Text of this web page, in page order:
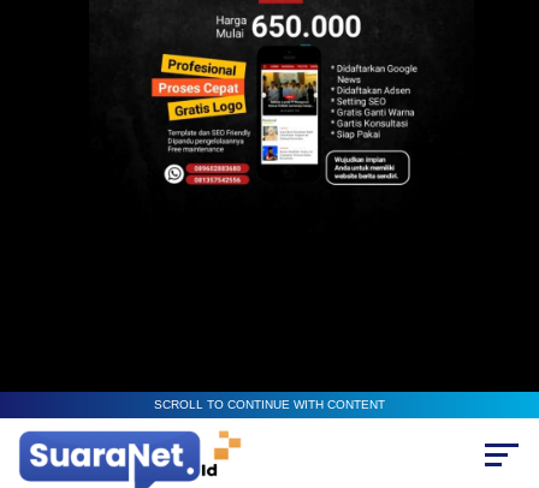
SCROLL TO CONTINUE WITH CONTENT